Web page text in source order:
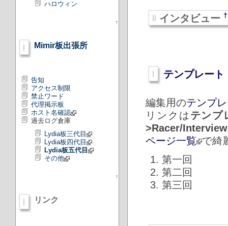
ハロウィン
↑
Mimir板出張所
告知
アクセス制限
禁止ワード
代理掲示板
ホスト名確認
過去ログ倉庫
Lydia板三代目
Lydia板四代目
Lydia板五代目
その他
↑
リンク
インタビュー †
テンプレート
編集用のテンプ
リンクは テンプ
>Racer/
ページ一覧 で綺
第一回
第二回
第三回